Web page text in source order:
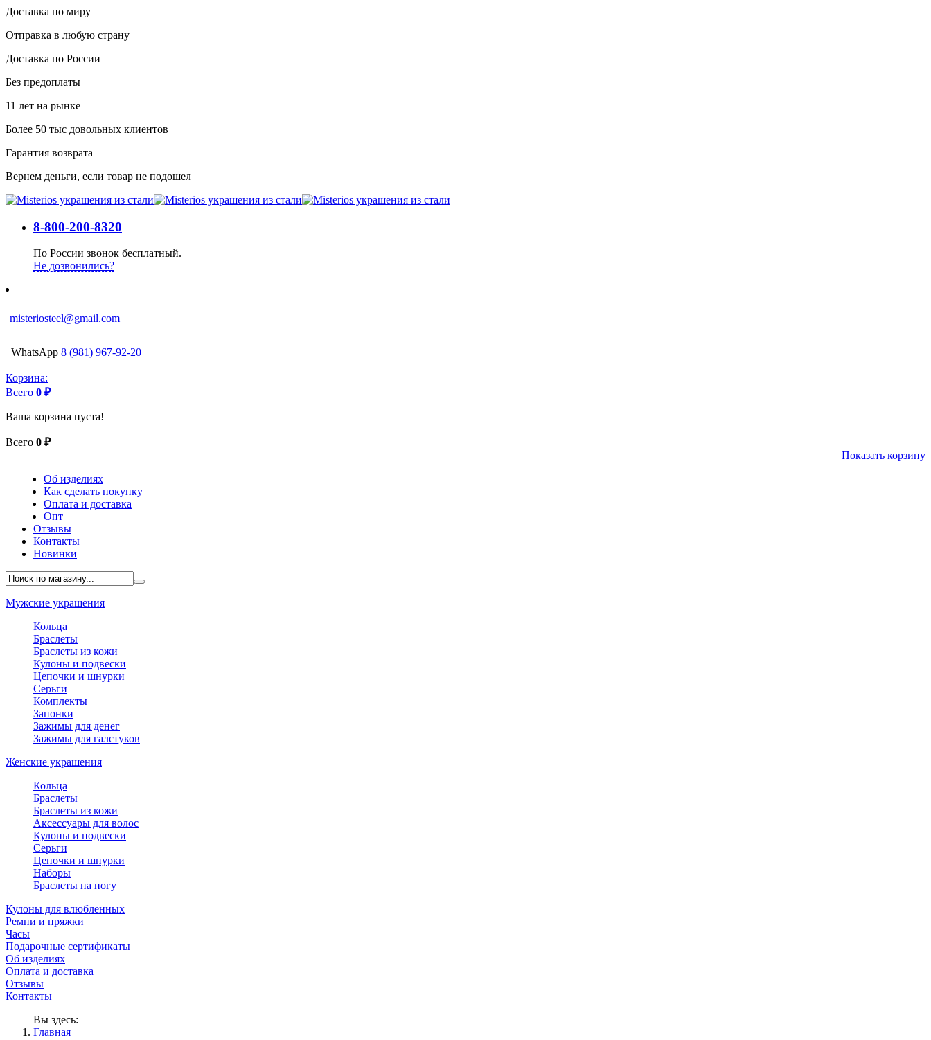
Доставка по миру
Отправка в любую страну
Доставка по России
Без предоплаты
11 лет на рынке
Более 50 тыс довольных клиентов
Гарантия возврата
Вернем деньги, если товар не подошел
8-800-200-8320
По России звонок бесплатный.
Не дозвонились?
misteriosteel@gmail.com
WhatsApp 8 (981) 967-92-20
Корзина:
Всего 0 ₽
Ваша корзина пуста!
Всего 0 ₽
Показать корзину
Об изделиях
Как сделать покупку
Оплата и доставка
Опт
Отзывы
Контакты
Новинки
Мужские украшения
Кольца
Браслеты
Браслеты из кожи
Кулоны и подвески
Цепочки и шнурки
Серьги
Комплекты
Запонки
Зажимы для денег
Зажимы для галстуков
Женские украшения
Кольца
Браслеты
Браслеты из кожи
Аксессуары для волос
Кулоны и подвески
Серьги
Цепочки и шнурки
Наборы
Браслеты на ногу
Кулоны для влюбленных
Ремни и пряжки
Часы
Подарочные сертификаты
Об изделиях
Оплата и доставка
Отзывы
Контакты
Вы здесь:
Главная